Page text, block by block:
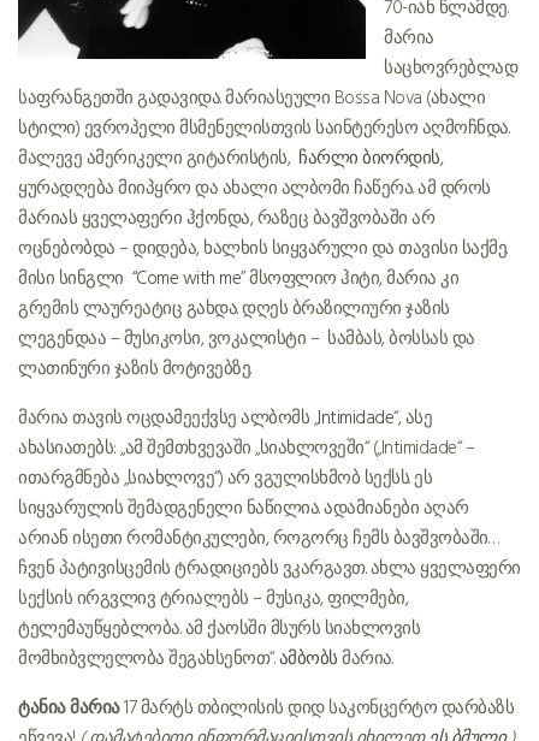
70-იან წლამდე.
მარია
საცხოვრებლად
საფრანგეთში გადავიდა. მარიასეული Bossa Nova (ახალი
სტილი) ევროპელი მსმენელისთვის საინტერესო აღმოჩნდა.
მალევე ამერიკელი გიტარისტის, ჩარლი ბიორდის,
ყურადღება მიიპყრო და ახალი ალბომი ჩაწერა. ამ დროს
მარიას ყველაფერი ჰქონდა, რაზეც ბავშვობაში არ
ოცნებობდა – დიდება, ხალხის სიყვარული და თავისი საქმე.
მისი სინგლი “Come with me” მსოფლიო ჰიტი, მარია კი
გრემის ლაურეატიც გახდა. დღეს ბრაზილიური ჯაზის
ლეგენდაა – მუსიკოსი, ვოკალისტი – სამბას, ბოსსას და
ლათინური ჯაზის მოტივებზე.
მარია თავის ოცდამეექვსე ალბომს „Intimidade“, ასე
ახასიათებს: „ამ შემთხვევაში „სიახლოვეში“ („Intimidade“ –
ითარგმნება „სიახლოვე“) არ ვგულისხმობ სექსს. ეს
სიყვარულის შემადგენელი ნაწილია. ადამიანები აღარ
არიან ისეთი რომანტიკულები, როგორც ჩემს ბავშვობაში…
ჩვენ პატივისცემის ტრადიციებს ვკარგავთ. ახლა ყველაფერი
სექსის ირგვლივ ტრიალებს – მუსიკა, ფილმები,
ტელემაუწყებლობა. ამ ქაოსში მსურს სიახლოვის
მომხიბვლელობა შეგახსენოთ“.ამბობსმარია.
ტანია მარია17 მარტს თბილისის დიდ საკონცერტო დარბაზს